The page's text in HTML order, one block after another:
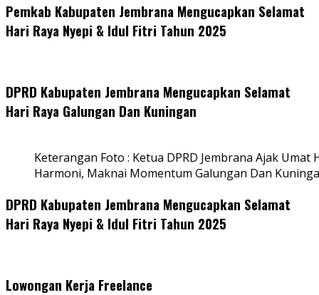
Pemkab Kabupaten Jembrana Mengucapkan Selamat
Hari Raya Nyepi & Idul Fitri Tahun 2025
DPRD Kabupaten Jembrana Mengucapkan Selamat
Hari Raya Galungan Dan Kuningan
Keterangan Foto : Ketua DPRD Jembrana Ajak
Harmoni, Maknai Momentum Galungan Dan
DPRD Kabupaten Jembrana Mengucapkan Selamat
Hari Raya Nyepi & Idul Fitri Tahun 2025
Lowongan Kerja Freelance